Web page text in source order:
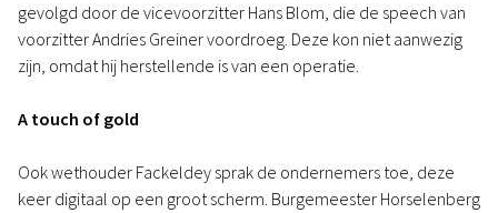
gevolgd door de vicevoorzitter Hans Blom, die de speech van
voorzitter Andries Greiner voordroeg. Deze kon niet aanwezig
zijn, omdat hij herstellende is van een operatie.
A touch of gold
Ook wethouder Fackeldey sprak de ondernemers toe, deze
keer digitaal op een groot scherm. Burgemeester Horselenberg